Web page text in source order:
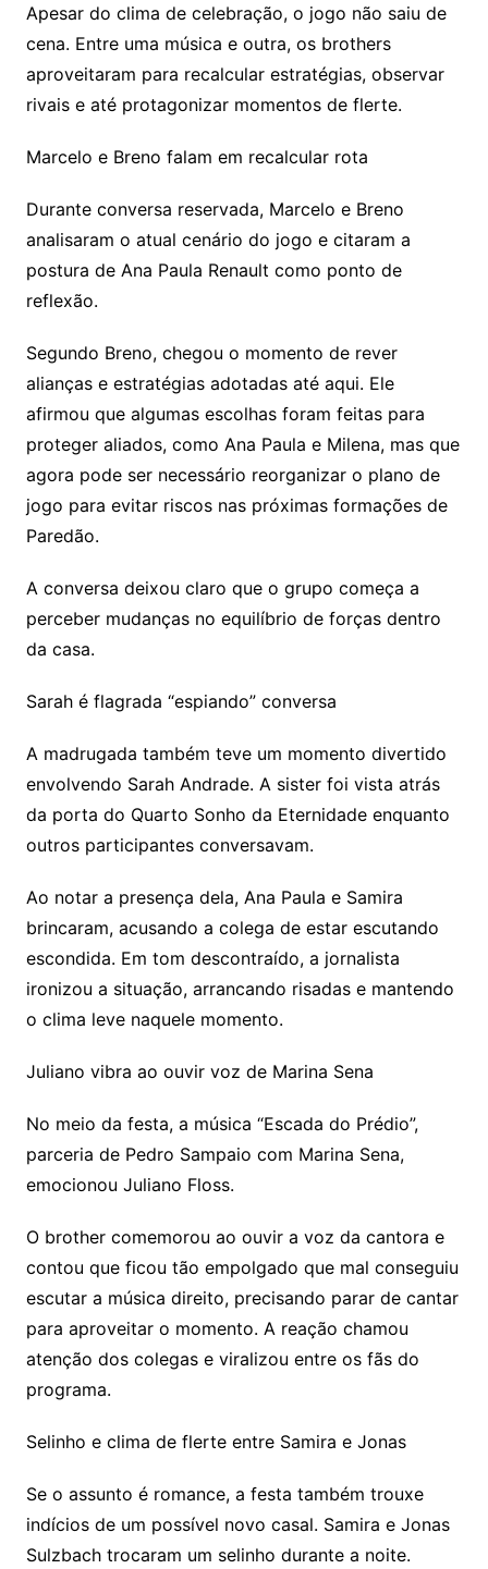
Apesar do clima de celebração, o jogo não saiu de
cena. Entre uma música e outra, os brothers
aproveitaram para recalcular estratégias, observar
rivais e até protagonizar momentos de flerte.
Marcelo e Breno falam em recalcular rota
Durante conversa reservada, Marcelo e Breno
analisaram o atual cenário do jogo e citaram a
postura de Ana Paula Renault como ponto de
reflexão.
Segundo Breno, chegou o momento de rever
alianças e estratégias adotadas até aqui. Ele
afirmou que algumas escolhas foram feitas para
proteger aliados, como Ana Paula e Milena, mas que
agora pode ser necessário reorganizar o plano de
jogo para evitar riscos nas próximas formações de
Paredão.
A conversa deixou claro que o grupo começa a
perceber mudanças no equilíbrio de forças dentro
da casa.
Sarah é flagrada “espiando” conversa
A madrugada também teve um momento divertido
envolvendo Sarah Andrade. A sister foi vista atrás
da porta do Quarto Sonho da Eternidade enquanto
outros participantes conversavam.
Ao notar a presença dela, Ana Paula e Samira
brincaram, acusando a colega de estar escutando
escondida. Em tom descontraído, a jornalista
ironizou a situação, arrancando risadas e mantendo
o clima leve naquele momento.
Juliano vibra ao ouvir voz de Marina Sena
No meio da festa, a música “Escada do Prédio”,
parceria de Pedro Sampaio com Marina Sena,
emocionou Juliano Floss.
O brother comemorou ao ouvir a voz da cantora e
contou que ficou tão empolgado que mal conseguiu
escutar a música direito, precisando parar de cantar
para aproveitar o momento. A reação chamou
atenção dos colegas e viralizou entre os fãs do
programa.
Selinho e clima de flerte entre Samira e Jonas
Se o assunto é romance, a festa também trouxe
indícios de um possível novo casal. Samira e Jonas
Sulzbach trocaram um selinho durante a noite.